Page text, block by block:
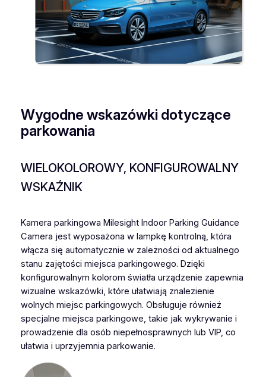
Wygodne wskazówki dotyczące
parkowania
WIELOKOLOROWY, KONFIGUROWALNY
WSKAŹNIK
Kamera parkingowa Milesight Indoor Parking Guidance
Camera jest wyposażona w lampkę kontrolną, która
włącza się automatycznie w zależności od aktualnego
stanu zajętości miejsca parkingowego. Dzięki
konfigurowalnym kolorom światła urządzenie zapewnia
wizualne wskazówki, które ułatwiają znalezienie
wolnych miejsc parkingowych. Obsługuje również
specjalne miejsca parkingowe, takie jak wykrywanie i
prowadzenie dla osób niepełnosprawnych lub VIP, co
ułatwia i uprzyjemnia parkowanie.